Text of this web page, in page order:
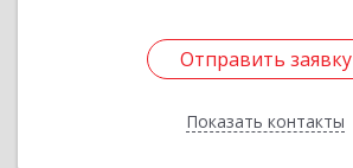
Отправить заявку
Показать контакты
Отправить заявку
Назад